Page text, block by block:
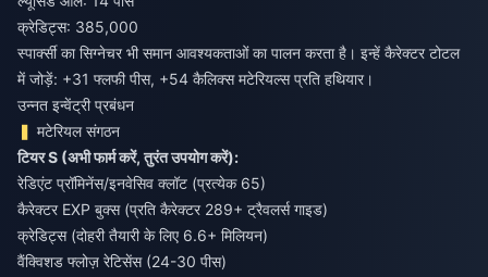
क्रेडिट्स: 385,000
स्पार्क्सी का सिग्नेचर भी समान आवश्यकताओं का पालन करता है। इन्हें कैरेक्टर टोटल
में जोड़ें: +31 फ्लफी पीस, +54 कैलिक्स मटेरियल्स प्रति हथियार।
उन्नत इन्वेंट्री प्रबंधन
मटेरियल संगठन
टियर S (अभी फार्म करें, तुरंत उपयोग करें):
रेडिएंट प्रॉमिनेंस/इनवेसिव क्लॉट (प्रत्येक 65)
कैरेक्टर EXP बुक्स (प्रति कैरेक्टर 289+ ट्रैवलर्स गाइड)
क्रेडिट्स (दोहरी तैयारी के लिए 6.6+ मिलियन)
वैंक्विशड फ्लोज़ रेटिसेंस (24-30 पीस)